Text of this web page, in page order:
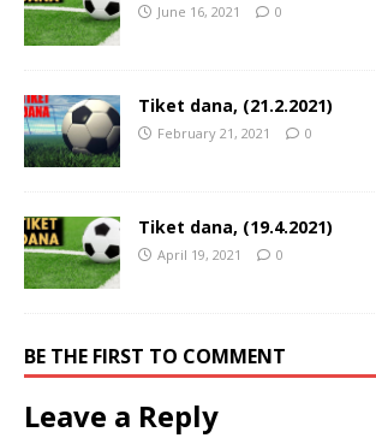
June 16, 2021 0
Tiket dana, (21.2.2021)
February 21, 2021 0
Tiket dana, (19.4.2021)
April 19, 2021 0
BE THE FIRST TO COMMENT
Leave a Reply